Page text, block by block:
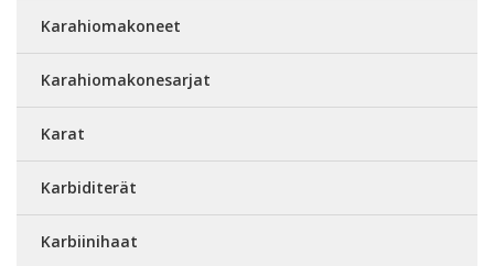
Karahiomakoneet
Karahiomakonesarjat
Karat
Karbiditerät
Karbiinihaat